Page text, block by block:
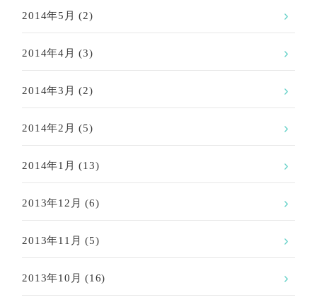
2014年5月 (2)
2014年4月 (3)
2014年3月 (2)
2014年2月 (5)
2014年1月 (13)
2013年12月 (6)
2013年11月 (5)
2013年10月 (16)